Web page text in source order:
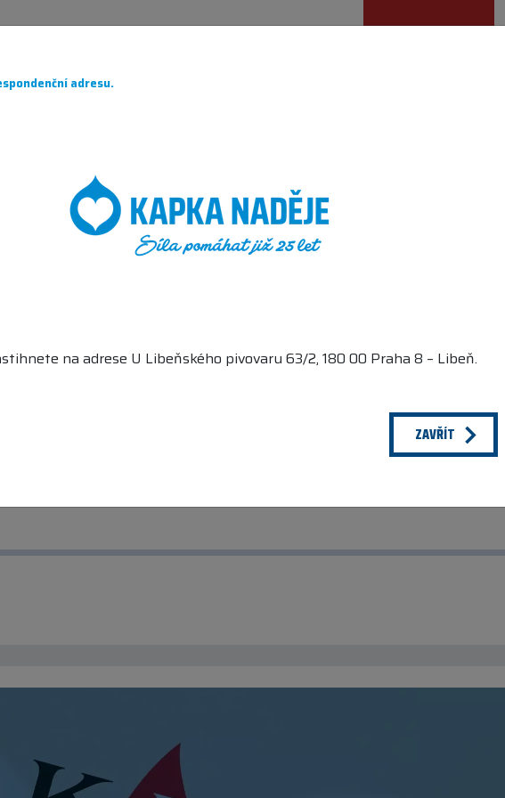
VYBERTE ROK, KTERÝ VÁS ZAJÍMÁ
kapkomobilu vyberete rok a tím výroční zprávu, kterou reprezentuje.
adresu.
na adrese U Libeňského pivovaru 63/2, 180 00 Praha 8 – Libeň.
ZAVŘÍT